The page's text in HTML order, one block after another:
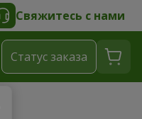
Свяжитесь с нами
Cтатус заказа